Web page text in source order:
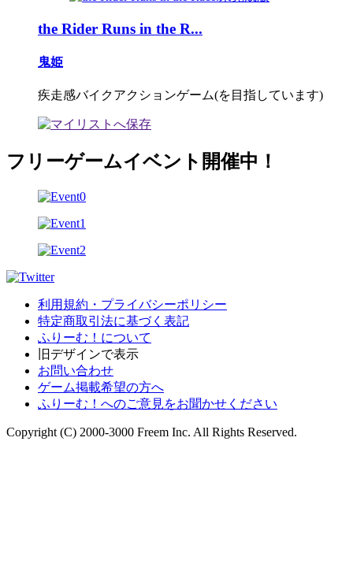
the Rider Runs in the R...
鬼姫
疾走感バイクアクションゲーム(を目指しています)
フリーゲームイベント開催中！
利用規約・プライバシーポリシー
特定商取引法に基づく表記
ふりーむ！について
旧デザインで表示
お問い合わせ
ゲーム掲載希望の方へ
ふりーむ！へのご意見をお聞かせください
Copyright (C) 2000-3000 Freem Inc. All Rights Reserved.